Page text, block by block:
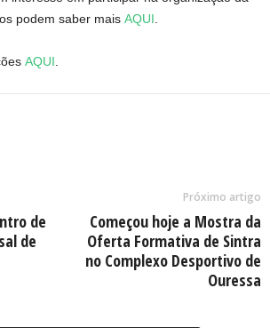
podem saber mais AQUI
AQUI
de
de
Próximo artigo
Começou hoje a Mostra da
Oferta Formativa de Sintra
no Complexo Desportivo de
Ouressa